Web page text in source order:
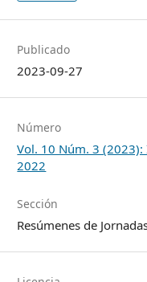
Publicado
2023-09-27
Número
Vol. 10 Núm. 3 (2023):
2022
Sección
Resúmenes de